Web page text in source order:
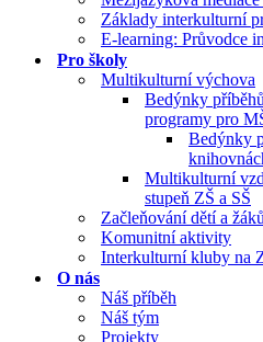
Základy interkulturní
E-learning: Průvodce
Pro školy
Multikulturní výchova
Bedýnky
programy pro
Bedýnky
Multikulturní
stupeň ZŠ a SŠ
Začleňování dětí a
Komunitní aktivity
Interkulturní kluby na
O nás
Náš příběh
Náš tým
Projekty